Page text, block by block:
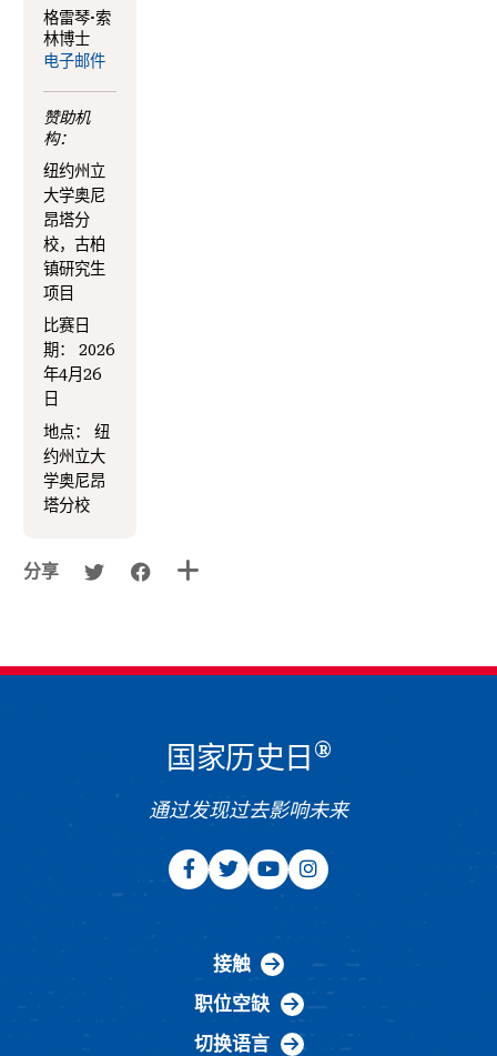
格雷琴·索
林博士
电子邮件
赞助机
构：
纽约州立
大学奥尼
昂塔分
校，古柏
镇研究生
项目
比赛日
期：
2026
年4月26
日
地点：
纽
约州立大
学奥尼昂
塔分校
分享
国家历史日 ®
通过发现过去影响未来
接触
职位空缺
切换语言